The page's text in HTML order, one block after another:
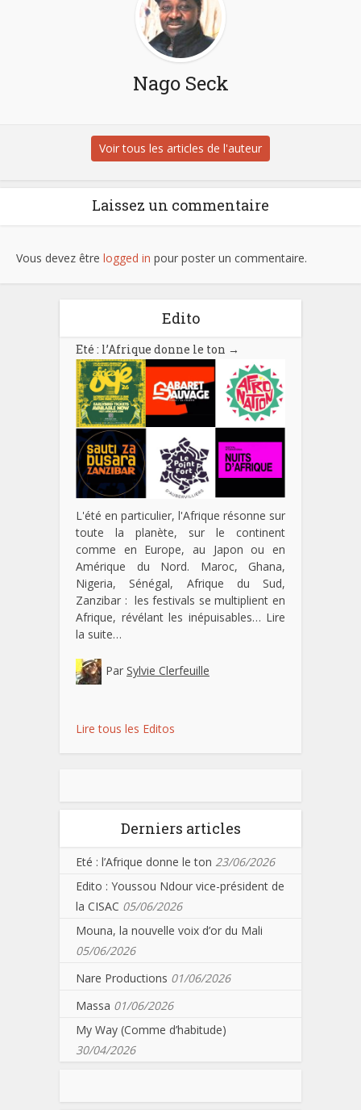
Nago Seck
Voir tous les articles de l'auteur
Laissez un commentaire
Vous devez être logged in pour poster un commentaire.
Edito
Eté : l’Afrique donne le ton →
L'été en particulier, l'Afrique résonne sur
toute la planète, sur le continent
comme en Europe, au Japon ou en
Amérique du Nord. Maroc, Ghana,
Nigeria, Sénégal, Afrique du Sud,
Zanzibar : les festivals se multiplient en
Afrique, révélant les inépuisables… Lire
la suite…
Par Sylvie Clerfeuille
Lire tous les Editos
Derniers articles
Eté : l’Afrique donne le ton 23/06/2026
Edito : Youssou Ndour vice-président de
la CISAC 05/06/2026
Mouna, la nouvelle voix d’or du Mali
05/06/2026
Nare Productions 01/06/2026
Massa 01/06/2026
My Way (Comme d’habitude)
30/04/2026